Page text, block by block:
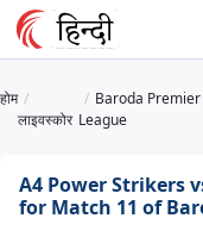
होम
लाइवस्कोर
Baroda Premier
League
A4 Power Strikers
for Match 11 of